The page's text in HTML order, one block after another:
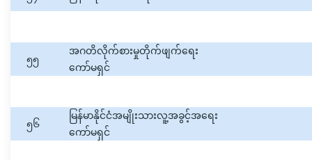
၅၅
အဂတိလိုက်စားမှုတိုက်ဖျက်ရေး
ကော်မရှင်
၅၆
မြန်မာနိုင်ငံအမျိုးသားလူ့အခွင့်အရေး
ကော်မရှင်